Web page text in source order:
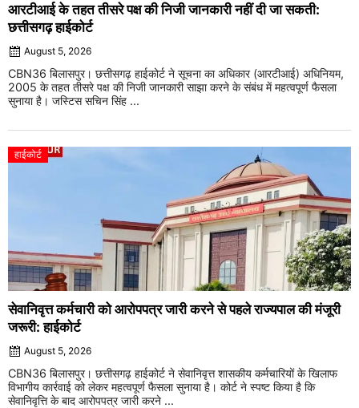
आरटीआई के तहत तीसरे पक्ष की निजी जानकारी नहीं दी जा सकती:
छत्तीसगढ़ हाईकोर्ट
August 5, 2026
CBN36 बिलासपुर। छत्तीसगढ़ हाईकोर्ट ने सूचना का अधिकार (आरटीआई) अधिनियम,
2005 के तहत तीसरे पक्ष की निजी जानकारी साझा करने के संबंध में महत्वपूर्ण फैसला
सुनाया है। जस्टिस सचिन सिंह ...
हाईकोर्ट
सेवानिवृत्त कर्मचारी को आरोपपत्र जारी करने से पहले राज्यपाल की मंजूरी
जरूरी: हाईकोर्ट
August 5, 2026
CBN36 बिलासपुर। छत्तीसगढ़ हाईकोर्ट ने सेवानिवृत्त शासकीय कर्मचारियों के खिलाफ
विभागीय कार्रवाई को लेकर महत्वपूर्ण फैसला सुनाया है। कोर्ट ने स्पष्ट किया है कि
सेवानिवृत्ति के बाद आरोपपत्र जारी करने ...